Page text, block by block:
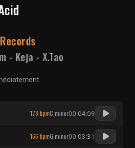
- Keja - X.Tao
178 bpmC minor00:04:09
166 bpmG minor00:03:31